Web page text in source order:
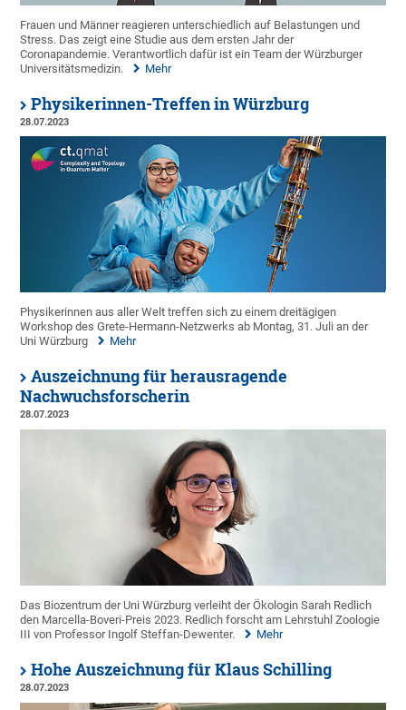
Frauen und Männer reagieren unterschiedlich auf Belastungen und
Stress. Das zeigt eine Studie aus dem ersten Jahr der
Coronapandemie. Verantwortlich dafür ist ein Team der Würzburger
Universitätsmedizin.
Mehr
Physikerinnen-Treffen in Würzburg
28.07.2023
Physikerinnen aus aller Welt treffen sich zu einem dreitägigen
Workshop des Grete-Hermann-Netzwerks ab Montag, 31. Juli an der
Uni Würzburg
Mehr
Auszeichnung für herausragende
Nachwuchsforscherin
28.07.2023
Das Biozentrum der Uni Würzburg verleiht der Ökologin Sarah Redlich
den Marcella-Boveri-Preis 2023. Redlich forscht am Lehrstuhl Zoologie
III von Professor Ingolf Steffan-Dewenter.
Mehr
Hohe Auszeichnung für Klaus Schilling
28.07.2023